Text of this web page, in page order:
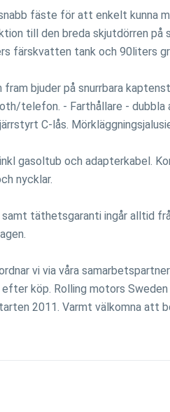
fäste för att enkelt kunna
till den breda skjutdörren
färskvatten tank och 90liters
fram bjuder på snurrbara
telefon. - Farthållare - dubbla
C-lås.
gasoltub och adapterkabel.
nycklar.
täthetsgaranti ingår alltid
vi via våra
köp. Rolling motors
2011. Varmt välkomna att